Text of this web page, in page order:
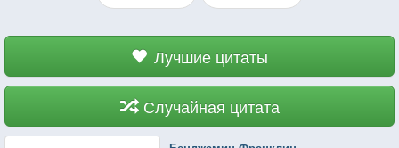
Лучшие цитаты
Случайная цитата